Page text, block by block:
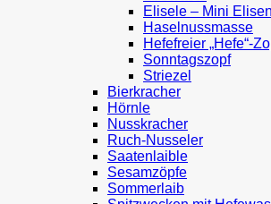
Elisele – Mini
Haselnussmasse
Hefefreier „Hefe“-
Sonntagszopf
Striezel
Bierkracher
Hörnle
Nusskracher
Ruch-Nusseler
Saatenlaible
Sesamzöpfe
Sommerlaib